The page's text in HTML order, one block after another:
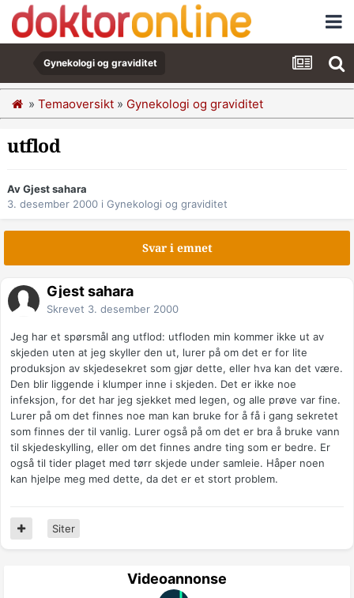
Gynekologi og graviditet
» Temaoversikt » Gynekologi og graviditet
utflod
Av Gjest sahara
3. desember 2000 i Gynekologi og graviditet
Svar i emnet
Gjest sahara
Skrevet 3. desember 2000
Jeg har et spørsmål ang utflod: utfloden min kommer ikke ut av
skjeden uten at jeg skyller den ut, lurer på om det er for lite
produksjon av skjedesekret som gjør dette, eller hva kan det være.
Den blir liggende i klumper inne i skjeden. Det er ikke noe
infeksjon, for det har jeg sjekket med legen, og alle prøve var fine.
Lurer på om det finnes noe man kan bruke for å få i gang sekretet
som finnes der til vanlig. Lurer også på om det er bra å bruke vann
til skjedeskylling, eller om det finnes andre ting som er bedre. Er
også til tider plaget med tørr skjede under samleie. Håper noen
kan hjelpe meg med dette, da det er et stort problem.
Siter
Videoannonse